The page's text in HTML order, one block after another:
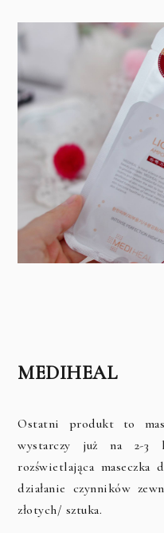
MEDIHEAL
Ostatni produkt to
wystarczy już na 2-3
rozświetlająca maseczka
działanie czynników
złotych/ sztuka.